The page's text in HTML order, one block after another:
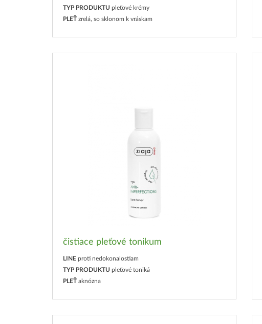
TYP PRODUKTU pleťové krémy
PLEŤ zrelá, so sklonom k vráskam
čistiace pleťové tonikum
LINE proti nedokonalostiam
TYP PRODUKTU pleťové toniká
PLEŤ aknózna